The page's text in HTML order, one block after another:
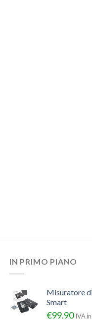
IN PRIMO PIANO
Misuratore
Smart
€99.90 IVA